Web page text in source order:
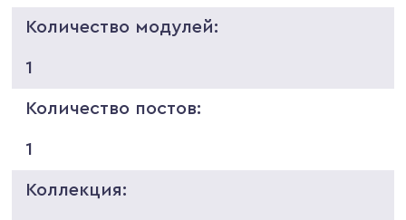
Количество модулей:
1
Количество постов:
1
Коллекция: